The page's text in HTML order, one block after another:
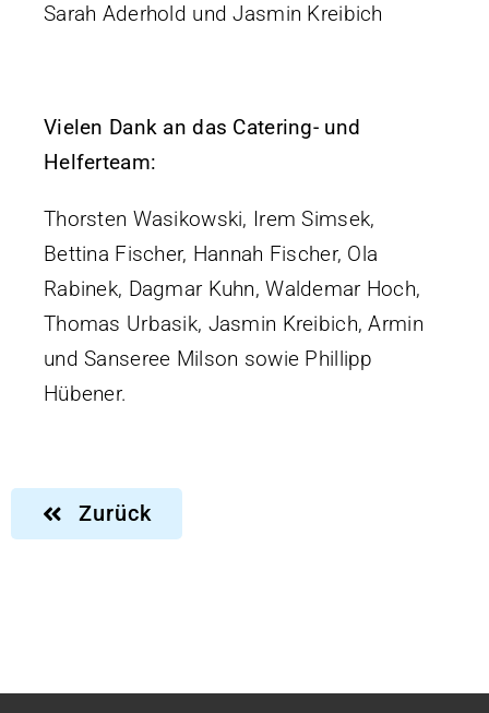
Sarah Aderhold und Jasmin Kreibich
Vielen Dank an das Catering- und
Helferteam:
Thorsten Wasikowski, Irem Simsek,
Bettina Fischer, Hannah Fischer, Ola
Rabinek, Dagmar Kuhn, Waldemar Hoch,
Thomas Urbasik, Jasmin Kreibich, Armin
und Sanseree Milson sowie Phillipp
Hübener.
Zurück